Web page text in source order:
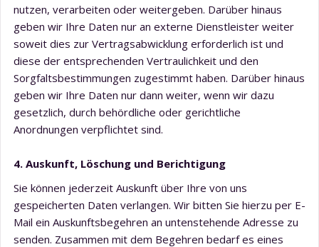
nutzen, verarbeiten oder weitergeben. Darüber hinaus
geben wir Ihre Daten nur an externe Dienstleister weiter
soweit dies zur Vertragsabwicklung erforderlich ist und
diese der entsprechenden Vertraulichkeit und den
Sorgfaltsbestimmungen zugestimmt haben. Darüber hinaus
geben wir Ihre Daten nur dann weiter, wenn wir dazu
gesetzlich, durch behördliche oder gerichtliche
Anordnungen verpflichtet sind.
4. Auskunft, Löschung und Berichtigung
Sie können jederzeit Auskunft über Ihre von uns
gespeicherten Daten verlangen. Wir bitten Sie hierzu per E-
Mail ein Auskunftsbegehren an untenstehende Adresse zu
senden. Zusammen mit dem Begehren bedarf es eines